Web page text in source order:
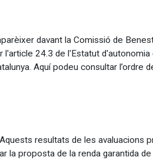
davant la Comissió de
24.3 de l'Estatut d'autonomia
Aquí podeu consultar l’ordre
resultats de les avaluacions
la proposta de la renda garantida